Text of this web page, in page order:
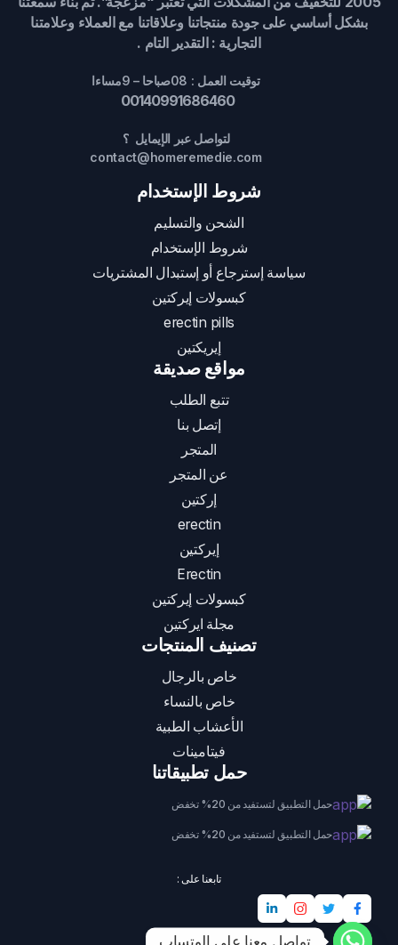
بشكل أساسي على جودة منتجاتنا وعلاقاتنا مع العملاء وعلامتنا
التجارية : التقدير التام .
توقيت العمل : 08صباحا – 9مساءا
00140991686460
لتواصل عبر الإيمايل ؟
contact@homeremedie.com
شروط الإستخدام
الشحن والتسليم
شروط الإستخدام
سياسة إسترجاع أو إستبدال المشتريات
كبسولات إيركتين
erectin pills
إيريكتين
مواقع صديقة
تتبع الطلب
إتصل بنا
المتجر
عن المتجر
إركتين
erectin
إيركتين
Erectin
كبسولات إيركتين
مجلة ايركتين
تصنيف المنتجات
خاص بالرجال
خاص بالنساء
الأعشاب الطبية
فيتامينات
حمل تطبيقاتنا
حمل التطبيق لتستفيد من 20% تخفض
حمل التطبيق لتستفيد من 20% تخفض
تابعنا على :
تواصل معنا على الوتساب